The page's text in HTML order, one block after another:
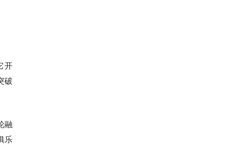
开
破
融
乐